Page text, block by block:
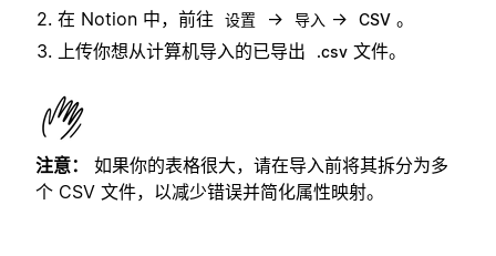
在 Notion 中，前往 设置 → 导入 → CSV 。
上传你想从计算机导入的已导出
.csv 文件。
注意：
如果你的表格很大，请在导入前将其拆分为多
个 CSV 文件，以减少错误并简化属性映射。